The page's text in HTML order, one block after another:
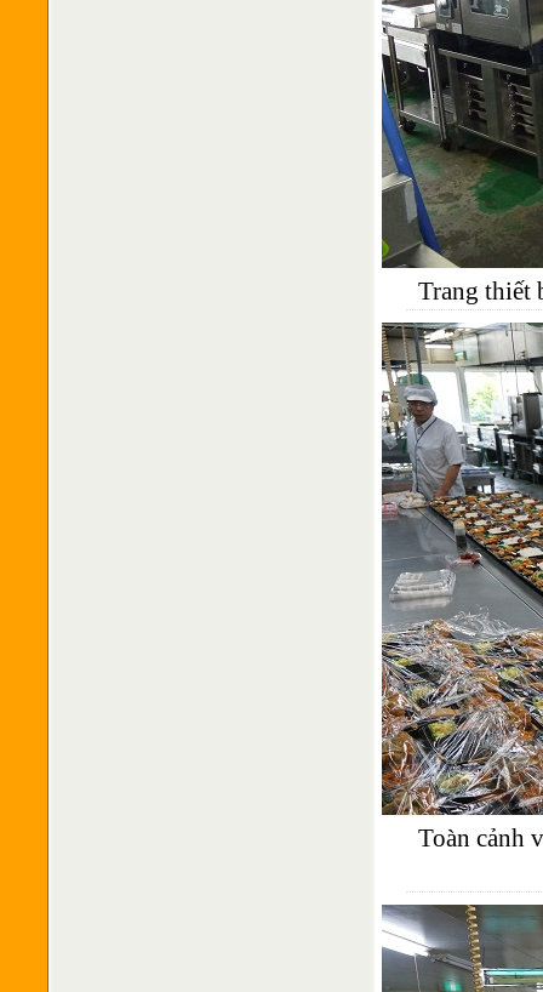
Trang thiết
Toàn cảnh